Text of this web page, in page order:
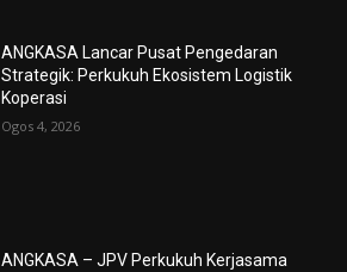
ANGKASA Lancar Pusat Pengedaran
Strategik: Perkukuh Ekosistem Logistik
Koperasi
Ogos 4, 2026
ANGKASA – JPV Perkukuh Kerjasama